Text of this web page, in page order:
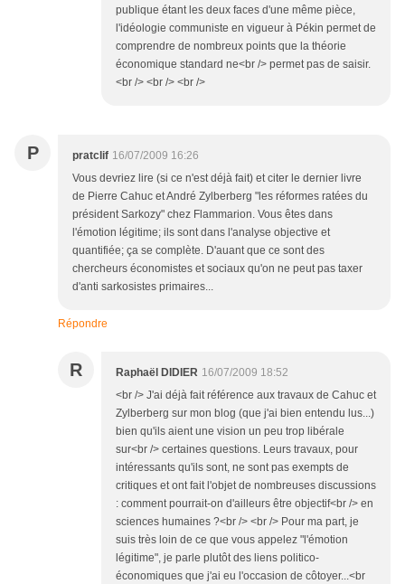
publique étant les deux faces d'une même pièce,
l'idéologie communiste en vigueur à Pékin permet de
comprendre de nombreux points que la théorie
économique standard ne<br /> permet pas de saisir.
<br /> <br /> <br />
P pratclif 16/07/2009 16:26
Vous devriez lire (si ce n'est déjà fait) et citer le dernier livre
de Pierre Cahuc et André Zylberberg "les réformes ratées du
président Sarkozy" chez Flammarion. Vous êtes dans
l'émotion légitime; ils sont dans l'analyse objective et
quantifiée; ça se complète. D'auant que ce sont des
chercheurs économistes et sociaux qu'on ne peut pas taxer
d'anti sarkosistes primaires...
Répondre
R Raphaël DIDIER 16/07/2009 18:52
<br /> J'ai déjà fait référence aux travaux de Cahuc et
Zylberberg sur mon blog (que j'ai bien entendu lus...)
bien qu'ils aient une vision un peu trop libérale
sur<br /> certaines questions. Leurs travaux, pour
intéressants qu'ils sont, ne sont pas exempts de
critiques et ont fait l'objet de nombreuses discussions
: comment pourrait-on d'ailleurs être objectif<br /> en
sciences humaines ?<br /> <br /> Pour ma part, je
suis très loin de ce que vous appelez "l'émotion
légitime", je parle plutôt des liens politico-
économiques que j'ai eu l'occasion de côtoyer...<br